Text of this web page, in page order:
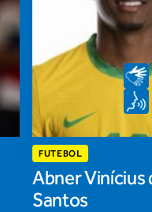
FUTEBOL
Abner Vinícius
Santos